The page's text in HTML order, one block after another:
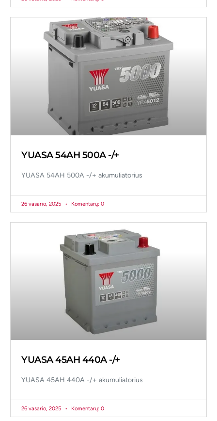
YUASA 54AH 500A -/+
YUASA 54AH 500A -/+ akumuliatorius
26 vasario, 2025 Komentarų: 0
YUASA 45AH 440A -/+
YUASA 45AH 440A -/+ akumuliatorius
26 vasario, 2025 Komentarų: 0